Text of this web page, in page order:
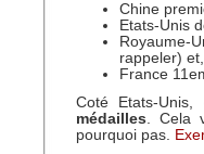
Chine
Etats-Unis
rappeler) et,
France
Coté Etats-
médailles. Cela
pourquoi pas.